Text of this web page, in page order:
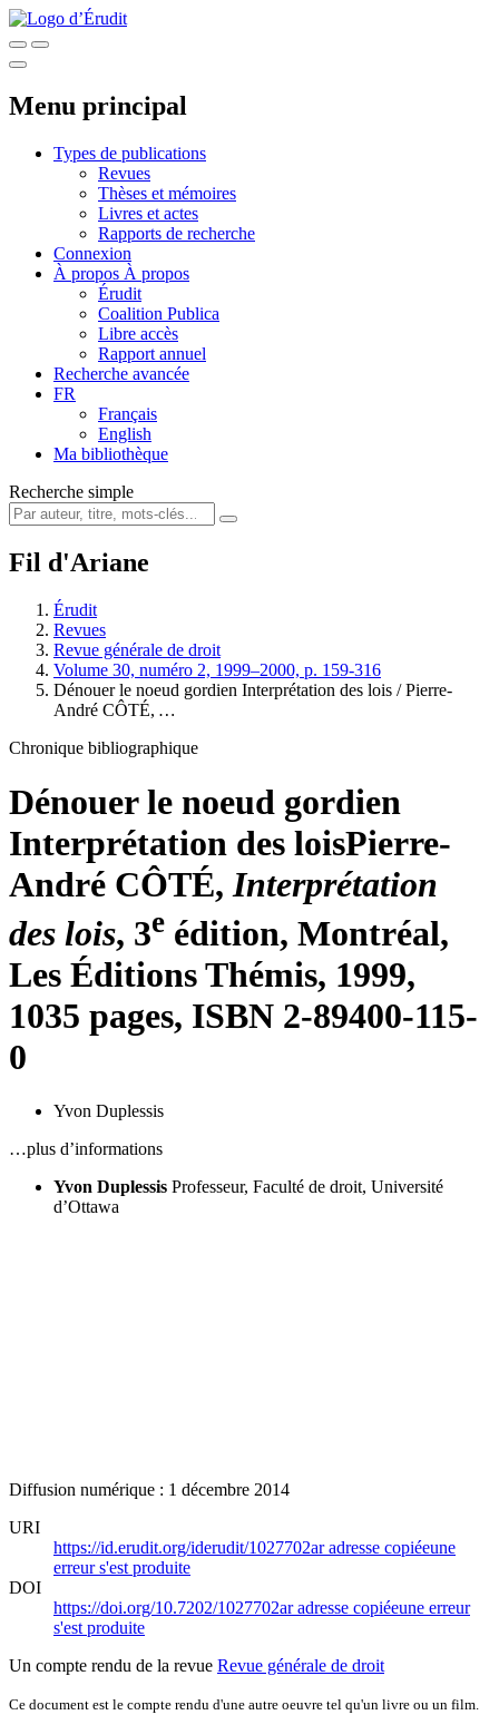
Menu principal
Types de publications
Revues
Thèses et mémoires
Livres et actes
Rapports de recherche
Connexion
À propos À propos
Érudit
Coalition Publica
Libre accès
Rapport annuel
Recherche avancée
FR
Français
English
Ma bibliothèque
Recherche simple
Fil d'Ariane
Érudit
Revues
Revue générale de droit
Volume 30, numéro 2, 1999–2000, p. 159-316
Dénouer le noeud gordien Interprétation des lois / Pierre-
André CÔTÉ, …
Chronique bibliographique
Dénouer le noeud gordien
Interprétation des loisPierre-
André CÔTÉ, Interprétation
des lois, 3e édition, Montréal,
Les Éditions Thémis, 1999,
1035 pages, ISBN 2-89400-115-
0
Yvon Duplessis
…plus d’informations
Yvon Duplessis Professeur, Faculté de droit, Université
d’Ottawa
Diffusion numérique : 1 décembre 2014
URI
https://id.erudit.org/iderudit/1027702aradresse copiéeune
erreur s'est produite
DOI
https://doi.org/10.7202/1027702aradresse copiéeune erreur
s'est produite
Un compte rendu de la revue Revue générale de droit
Ce document est le compte rendu d'une autre oeuvre tel qu'un livre ou un film.